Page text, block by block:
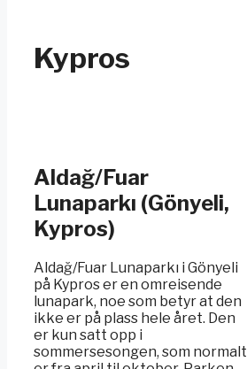
Kypros
Aldağ/Fuar
Lunaparkı (Gönyeli,
Kypros)
Aldağ/Fuar Lunaparkı i Gönyeli
på Kypros er en omreisende
lunapark, noe som betyr at den
ikke er på plass hele året. Den
er kun satt opp i
sommersesongen, som normalt